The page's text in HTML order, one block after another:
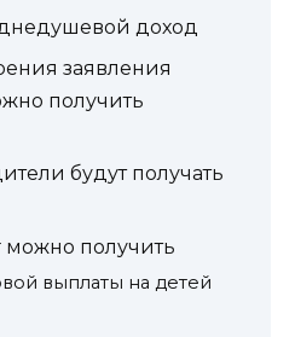
доход
заявления
получить
будут получать
можно получить
выплаты на детей